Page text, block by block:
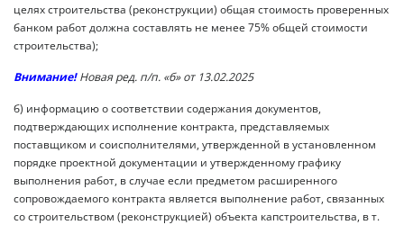
целях строительства (реконструкции) общая стоимость проверенных
банком работ должна составлять не менее 75% общей стоимости
строительства);
Внимание! Новая ред. п/п. «б» от 13.02.2025
б) информацию о соответствии содержания документов,
подтверждающих исполнение контракта, представляемых
поставщиком и соисполнителями, утвержденной в установленном
порядке проектной документации и утвержденному графику
выполнения работ, в случае если предметом расширенного
сопровождаемого контракта является выполнение работ, связанных
со строительством (реконструкцией) объекта капстроительства, в т.